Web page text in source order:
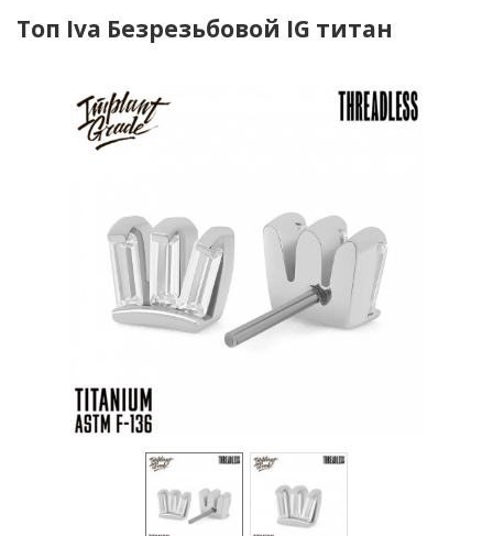
Топ Iva Безрезьбовой IG титан